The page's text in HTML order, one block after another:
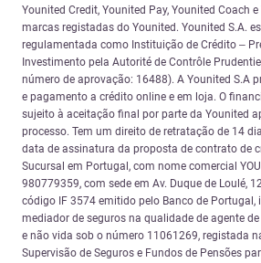
Younited Credit, Younited Pay, Younited Coach
marcas registadas do Younited. Younited S.A.
regulamentada como Instituição de Crédito –
Investimento pela Autorité de Contrôle
número de aprovação: 16488). A Younited S.A
e pagamento a crédito online e em loja. O
sujeito à aceitação final por parte da Younited
processo. Tem um direito de retratação de 14
data de assinatura da proposta de contrato de
Sucursal em Portugal, com nome comercial
980779359, com sede em Av. Duque de Loulé,
código IF 3574 emitido pelo Banco de Portugal,
mediador de seguros na qualidade de agente
e não vida sob o número 11061269, registada
Supervisão de Seguros e Fundos de Pensões